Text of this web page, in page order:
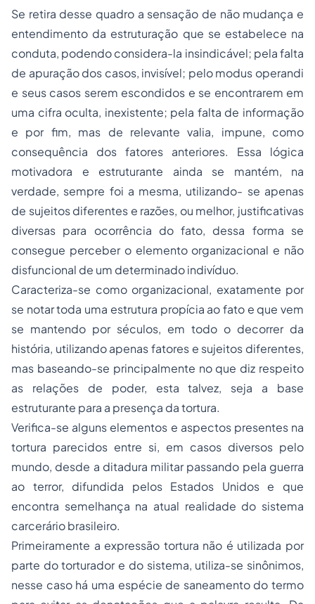
Se retira desse quadro a sensação de não mudança e
entendimento da estruturação que se estabelece na
conduta, podendo considera-la insindicável; pela falta
de apuração dos casos, invisível; pelo modus operandi
e seus casos serem escondidos e se encontrarem em
uma cifra oculta, inexistente; pela falta de informação
e por fim, mas de relevante valia, impune, como
consequência dos fatores anteriores. Essa lógica
motivadora e estruturante ainda se mantém, na
verdade, sempre foi a mesma, utilizando- se apenas
de sujeitos diferentes e razões, ou melhor, justificativas
diversas para ocorrência do fato, dessa forma se
consegue perceber o elemento organizacional e não
disfuncional de um determinado indivíduo.
Caracteriza-se como organizacional, exatamente por
se notar toda uma estrutura propícia ao fato e que vem
se mantendo por séculos, em todo o decorrer da
história, utilizando apenas fatores e sujeitos diferentes,
mas baseando-se principalmente no que diz respeito
as relações de poder, esta talvez, seja a base
estruturante para a presença da tortura.
Verifica-se alguns elementos e aspectos presentes na
tortura parecidos entre si, em casos diversos pelo
mundo, desde a ditadura militar passando pela guerra
ao terror, difundida pelos Estados Unidos e que
encontra semelhança na atual realidade do sistema
carcerário brasileiro.
Primeiramente a expressão tortura não é utilizada por
parte do torturador e do sistema, utiliza-se sinônimos,
nesse caso há uma espécie de saneamento do termo